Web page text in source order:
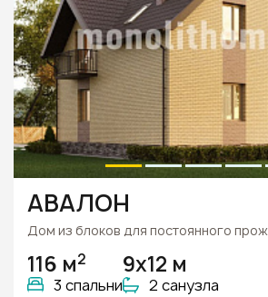
АВАЛОН
Дом из блоков для постоянного
116 м2
3 спальни
9x12 м
2 санузла